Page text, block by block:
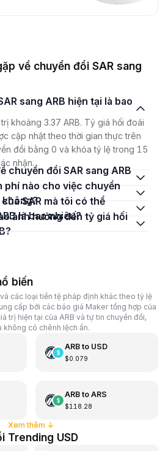
về chuyển đổi SAR sang
khoảng 3.37 ARB. Tỷ giá hối đoái
cập nhật theo thời gian thực trên
đổi bằng 0 và khóa tỷ lệ trong 15
nhận.
không?
là bao nhiêu?
biến
các loại tiền tệ pháp định khác theo tỷ lệ
cấp bởi các báo giá Maker tổng hợp của
trị hiện tại của ARB và tự tin chuyển đổi,
không có chênh lệch ẩn.
ARBto USD
$0.079
ARBto ARS
$118.28
Xem thêm ↓
Trending USD